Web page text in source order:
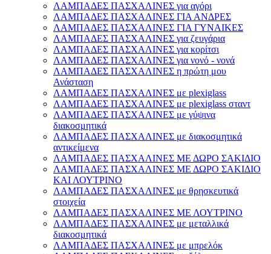
ΛΑΜΠΑΔΕΣ ΠΑΣΧΑΛΙΝΕΣ για αγόρι
ΛΑΜΠΑΔΕΣ ΠΑΣΧΑΛΙΝΕΣ ΓΙΑ ΑΝΔΡΕΣ
ΛΑΜΠΑΔΕΣ ΠΑΣΧΑΛΙΝΕΣ ΓΙΑ ΓΥΝΑΙΚΕΣ
ΛΑΜΠΑΔΕΣ ΠΑΣΧΑΛΙΝΕΣ για ζευγάρια
ΛΑΜΠΑΔΕΣ ΠΑΣΧΑΛΙΝΕΣ για κορίτσι
ΛΑΜΠΑΔΕΣ ΠΑΣΧΑΛΙΝΕΣ για νονό - νονά
ΛΑΜΠΑΔΕΣ ΠΑΣΧΑΛΙΝΕΣ η πρώτη μου
Ανάσταση
ΛΑΜΠΑΔΕΣ ΠΑΣΧΑΛΙΝΕΣ με plexiglass
ΛΑΜΠΑΔΕΣ ΠΑΣΧΑΛΙΝΕΣ με plexiglass σταντ
ΛΑΜΠΑΔΕΣ ΠΑΣΧΑΛΙΝΕΣ με γύψινα
διακοσμητικά
ΛΑΜΠΑΔΕΣ ΠΑΣΧΑΛΙΝΕΣ με διακοσμητικά
αντικείμενα
ΛΑΜΠΑΔΕΣ ΠΑΣΧΑΛΙΝΕΣ ΜΕ ΔΩΡΟ ΣΑΚΙΔΙΟ
ΛΑΜΠΑΔΕΣ ΠΑΣΧΑΛΙΝΕΣ ΜΕ ΔΩΡΟ ΣΑΚΙΔΙΟ
ΚΑΙ ΛΟΥΤΡΙΝΟ
ΛΑΜΠΑΔΕΣ ΠΑΣΧΑΛΙΝΕΣ με θρησκευτικά
στοιχεία
ΛΑΜΠΑΔΕΣ ΠΑΣΧΑΛΙΝΕΣ ΜΕ ΛΟΥΤΡΙΝΟ
ΛΑΜΠΑΔΕΣ ΠΑΣΧΑΛΙΝΕΣ με μεταλλικά
διακοσμητικά
ΛΑΜΠΑΔΕΣ ΠΑΣΧΑΛΙΝΕΣ με μπρελόκ